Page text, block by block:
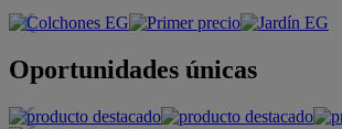
Oportunidades únicas